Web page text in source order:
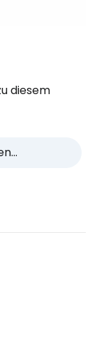
diesem